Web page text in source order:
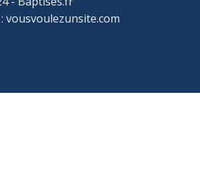
:vousvoulezunsite.com